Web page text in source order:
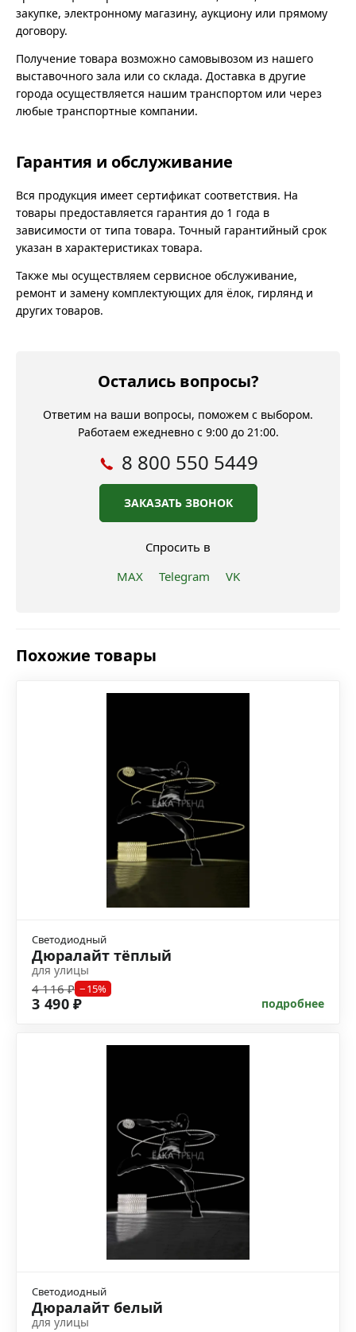
закупке, электронному магазину, аукциону или прямому
договору.
Получение товара возможно самовывозом из нашего
выставочного зала или со склада. Доставка в другие
города осуществляется нашим транспортом или через
любые транспортные компании.
Гарантия и обслуживание
Вся продукция имеет сертификат соответствия. На
товары предоставляется гарантия до 1 года в
зависимости от типа товара. Точный гарантийный срок
указан в характеристиках товара.
Также мы осуществляем сервисное обслуживание,
ремонт и замену комплектующих для ёлок, гирлянд и
других товаров.
Остались вопросы?
Ответим на ваши вопросы, поможем с выбором.
Работаем ежедневно с 9:00 до 21:00.
8 800 550 5449
ЗАКАЗАТЬ ЗВОНОК
Спросить в
MAX
Telegram VK
Похожие товары
Светодиодный
Дюралайт тёплый
для улицы
4 116 ₽ −15%
3 490 ₽ подробнее
Светодиодный
Дюралайт белый
для улицы